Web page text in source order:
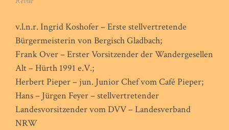
v.l.n.r. Ingrid Koshofer – Erste stellvertretende
Bürgermeisterin von Bergisch Gladbach;
Frank Over – Erster Vorsitzender der Wandergesellen
Alt – Hürth 1991 e.V.;
Herbert Pieper – jun. Junior Chef vom Café Pieper;
Hans – Jürgen Feyer – stellvertretender
Landesvorsitzender vom DVV – Landesverband
NRW